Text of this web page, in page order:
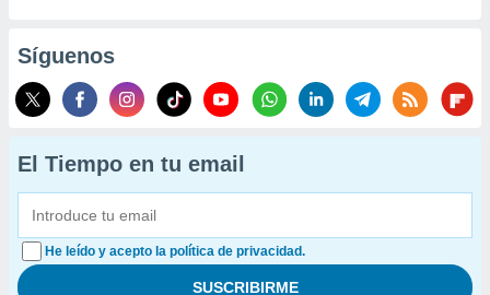
Síguenos
El Tiempo en tu email
He leído y acepto la política de privacidad.